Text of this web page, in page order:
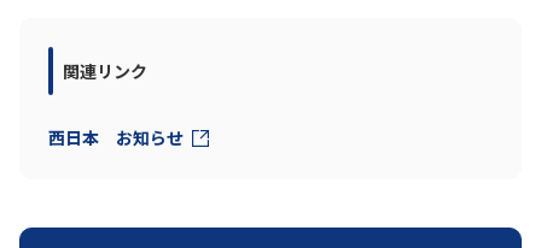
関連リンク
西日本 お知らせ